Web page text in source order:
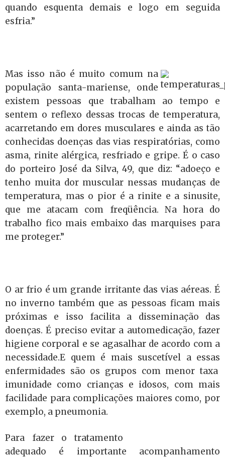
quando esquenta demais e logo em seguida
esfria.”
Mas isso não é muito comum na
população santa-mariense, onde
existem pessoas que trabalham ao tempo e
sentem o reflexo dessas trocas de temperatura,
acarretando em dores musculares e ainda as tão
conhecidas doenças das vias respiratórias, como
asma, rinite alérgica, resfriado e gripe. É o caso
do porteiro José da Silva, 49, que diz: “adoeço e
tenho muita dor muscular nessas mudanças de
temperatura, mas o pior é a rinite e a sinusite,
que me atacam com freqüência. Na hora do
trabalho fico mais embaixo das marquises para
me proteger.”
O ar frio é um grande irritante das vias aéreas. É
no inverno também que as pessoas ficam mais
próximas e isso facilita a disseminação das
doenças. É preciso evitar a automedicação, fazer
higiene corporal e se agasalhar de acordo com a
necessidade.E quem é mais suscetível a essas
enfermidades são os grupos com menor taxa
imunidade como crianças e idosos, com mais
facilidade para complicações maiores como, por
exemplo, a pneumonia.
Para fazer o tratamento
adequado é importante acompanhamento